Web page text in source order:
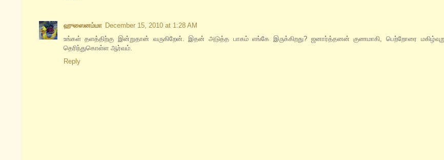
ஹுஸைனம்மா December 15, 2010 at 1:28 AM
உங்கள் தளத்திற்கு இன்றுதான் வருகிறேன். இதன் அடுத்த பாகம் எங்கே இருக்கிறது? ஜனார்த்தனன் குணமாகி, பெற்றோரை
தெரிந்துகொள்ள ஆர்வம்.
Reply